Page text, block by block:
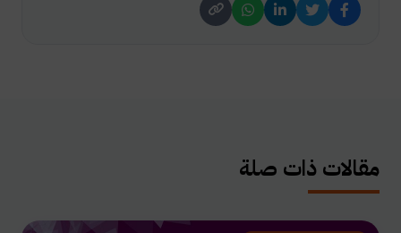
مقالات ذات صلة